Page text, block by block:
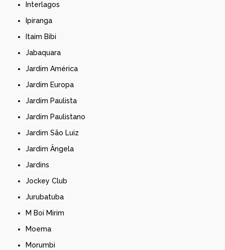
Interlagos
Ipiranga
Itaim Bibi
Jabaquara
Jardim América
Jardim Europa
Jardim Paulista
Jardim Paulistano
Jardim São Luiz
Jardim Ângela
Jardins
Jockey Club
Jurubatuba
M Boi Mirim
Moema
Morumbi